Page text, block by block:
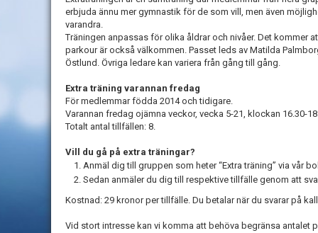
erbjuda ännu mer gymnastik för de som vill, men även
varandra.
Träningen anpassas för olika åldrar och nivåer. Det kommer
parkour är också välkommen. Passet leds av Matilda
Östlund. Övriga ledare kan variera från gång till gång.
Extra träning varannan fredag
För medlemmar födda 2014 och tidigare.
Varannan fredag ojämna veckor, vecka 5-21, klockan 16.30-
Totalt antal tillfällen: 8.
Vill du gå på extra träningar?
Anmäl dig till gruppen som heter “Extra träning” via vår
Sedan anmäler du dig till respektive tillfälle genom att
Kostnad: 29 kronor per tillfälle. Du betalar när du svarar på
Vid stort intresse kan vi komma att behöva begränsa antalet